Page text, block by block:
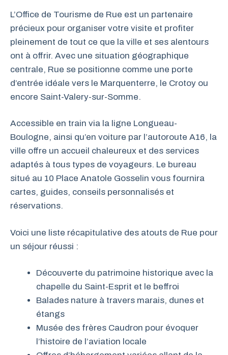
L’Office de Tourisme de Rue est un partenaire
précieux pour organiser votre visite et profiter
pleinement de tout ce que la ville et ses alentours
ont à offrir. Avec une situation géographique
centrale, Rue se positionne comme une porte
d’entrée idéale vers le Marquenterre, le Crotoy ou
encore Saint-Valery-sur-Somme.
Accessible en train via la ligne Longueau-
Boulogne, ainsi qu’en voiture par l’autoroute A16, la
ville offre un accueil chaleureux et des services
adaptés à tous types de voyageurs. Le bureau
situé au 10 Place Anatole Gosselin vous fournira
cartes, guides, conseils personnalisés et
réservations.
Voici une liste récapitulative des atouts de Rue pour
un séjour réussi :
Découverte du patrimoine historique avec la
chapelle du Saint-Esprit et le beffroi
Balades nature à travers marais, dunes et
étangs
Musée des frères Caudron pour évoquer
l’histoire de l’aviation locale